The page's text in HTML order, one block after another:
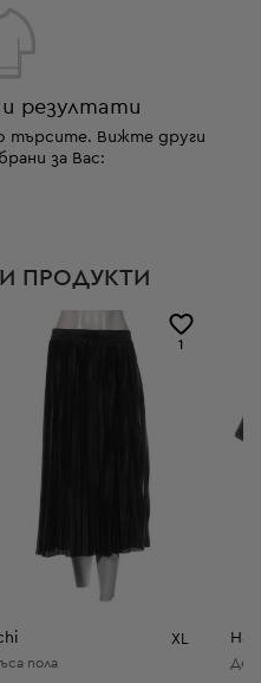
резултати
търсите. Вижте други
за Вас:
ПРОДУКТИ
1
XL
пола